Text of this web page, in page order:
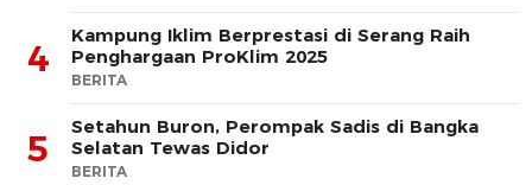
4
Kampung Iklim Berprestasi di Serang Raih
Penghargaan ProKlim 2025
BERITA
5
Setahun Buron, Perompak Sadis di Bangka
Selatan Tewas Didor
BERITA